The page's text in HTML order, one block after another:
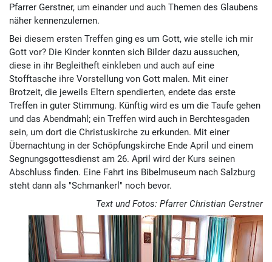
Pfarrer Gerstner, um einander und auch Themen des Glaubens
näher kennenzulernen.
Bei diesem ersten Treffen ging es um Gott, wie stelle ich mir
Gott vor? Die Kinder konnten sich Bilder dazu aussuchen,
diese in ihr Begleitheft einkleben und auch auf eine
Stofftasche ihre Vorstellung von Gott malen. Mit einer
Brotzeit, die jeweils Eltern spendierten, endete das erste
Treffen in guter Stimmung. Künftig wird es um die Taufe gehen
und das Abendmahl; ein Treffen wird auch in Berchtesgaden
sein, um dort die Christuskirche zu erkunden. Mit einer
Übernachtung in der Schöpfungskirche Ende April und einem
Segnungsgottesdienst am 26. April wird der Kurs seinen
Abschluss finden. Eine Fahrt ins Bibelmuseum nach Salzburg
steht dann als "Schmankerl" noch bevor.
Text und Fotos: Pfarrer Christian Gerstner